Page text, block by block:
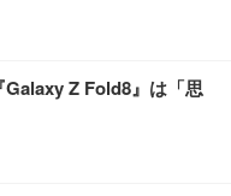
Z Fold8』は「思